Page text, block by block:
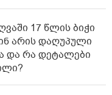
17 წლის ბიჭი
არის დაღუპული
და რა დეტალები